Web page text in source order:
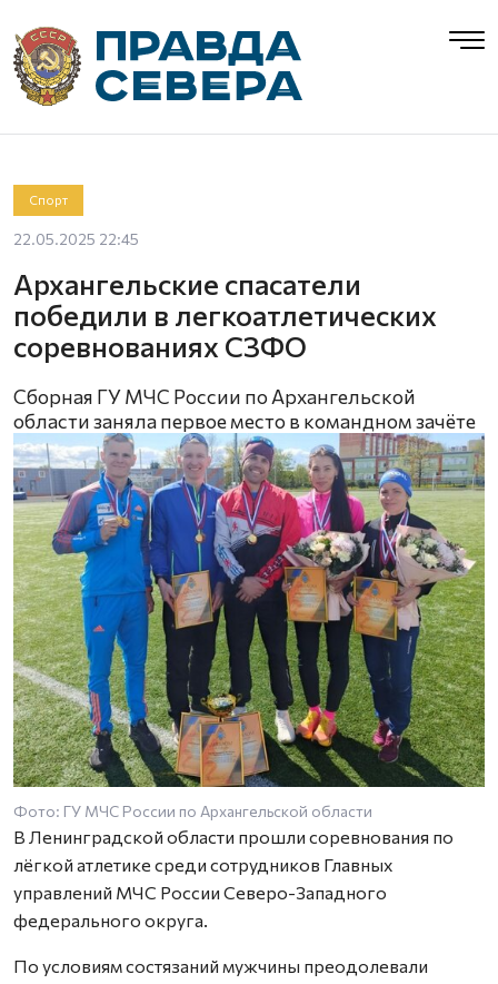
Спорт
22.05.2025 22:45
Архангельские спасатели
победили в легкоатлетических
соревнованиях СЗФО
Сборная ГУ МЧС России по Архангельской
области заняла первое место в командном зачёте
Фото: ГУ МЧС России по Архангельской области
В Ленинградской области прошли соревнования по
лёгкой атлетике среди сотрудников Главных
управлений МЧС России Северо-Западного
федерального округа.
По условиям состязаний мужчины преодолевали